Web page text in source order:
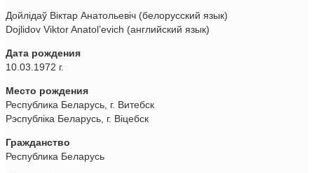
Дойлiдаў Вiктар Анатольевiч (белорусский язык)
Dojlidov Viktor Anatol’evich (английский язык)
Дата рождения
10.03.1972 г.
Место рождения
Республика Беларусь, г. Витебск
Рэспублiка Беларусь, г. Вiцебск
Гражданство
Республика Беларусь